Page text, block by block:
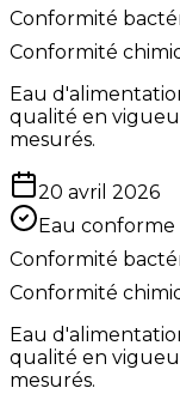
Conformité
Conformité
Eau
qualité en
mesurés.
20 avril 2026
Eau conforme
Conformité
Conformité
Eau
qualité en
mesurés.